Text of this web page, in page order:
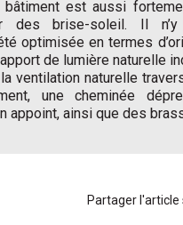
bâtiment est aussi
des brise-soleil. Il
optimisée en termes
de lumière naturelle
ventilation naturelle
une cheminée
appoint, ainsi que des
Partager l'article